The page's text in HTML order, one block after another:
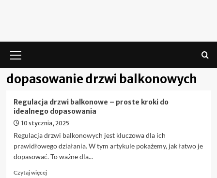
główne
dopasowanie drzwi balkonowych
Regulacja drzwi balkonowe – proste kroki do
idealnego dopasowania
10 stycznia, 2025
Regulacja drzwi balkonowych jest kluczowa dla ich
prawidłowego działania. W tym artykule pokażemy, jak łatwo je
dopasować. To ważne dla...
Czytaj więcejDowiedz